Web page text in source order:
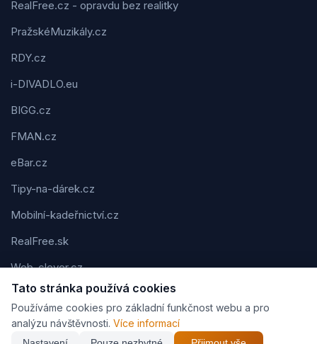
RealFree.cz - opravdu bez realitky
PražskéMuzikály.cz
RDY.cz
i-DIVADLO.eu
BIGG.cz
FMAN.cz
eBar.cz
Tipy-na-dárek.cz
Mobilní-kadeřnictví.cz
RealFree.sk
Web-clever.cz
Kvízov.cz
Karavaning.net
Tato stránka používá cookies
Používáme cookies pro základní funkčnost webu a pro
analýzu návštěvnosti. Více informací